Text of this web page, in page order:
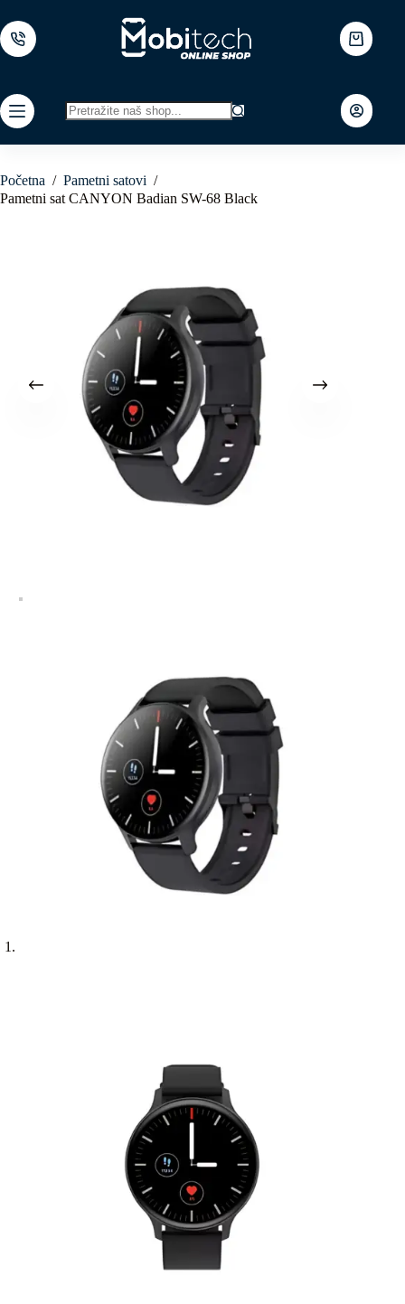
to
content
Shopping
cart
results
Početna / Pametni satovi /
Pametni sat CANYON Badian SW-68 Black